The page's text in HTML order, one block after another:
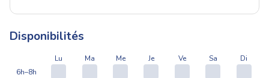
Disponibilités
Lu Ma Me Je Ve Sa
Di
6h–8h